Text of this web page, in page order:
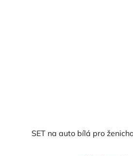
SET na auto bílá pro